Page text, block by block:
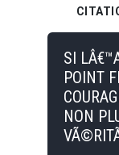
SI
POINT
NON